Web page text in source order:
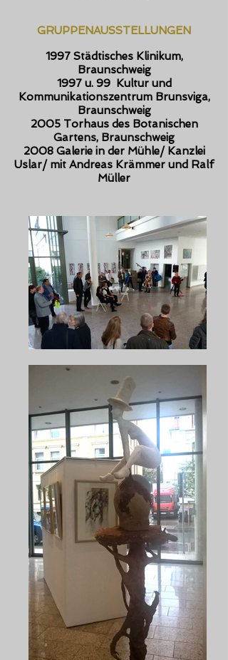
GRUPPENAUSSTELLUNGEN
1997 Städtisches Klinikum,
Braunschweig
1997 u. 99 Kultur und
Kommunikationszentrum Brunsviga,
Braunschweig
2005 Torhaus des Botanischen
Gartens, Braunschweig
2008 Galerie in der Mühle/ Kanzlei
Uslar/ mit Andreas Krämmer und Ralf
Müller